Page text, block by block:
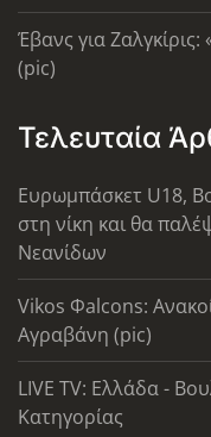
Έβανς για
(pic)
Τελευταία
Ευρωμπάσκετ U18,
στη νίκη και θα
Νεανίδων
Vikos Φalcons:
Αγραβάνη (pic)
LIVE TV: Ελλάδα -
Κατηγορίας